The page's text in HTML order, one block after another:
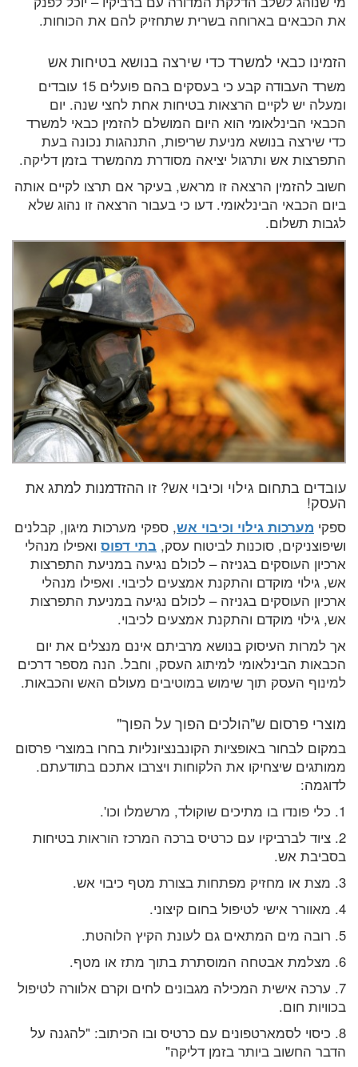
את הכבאים בארוחה בשרית שתחזיק להם את הכוחות.
הזמינו כבאי למשרד כדי שירצה בנושא בטיחות אש
משרד העבודה קבע כי בעסקים בהם פועלים 15 עובדים
ומעלה יש לקיים הרצאות בטיחות אחת לחצי שנה. יום
הכבאי הבינלאומי הוא היום המושלם להזמין כבאי למשרד
כדי שירצה בנושא מניעת שריפות, התנהגות נכונה בעת
התפרצות אש ותרגול יציאה מסודרת מהמשרד בזמן דליקה.
חשוב להזמין הרצאה זו מראש, בעיקר אם תרצו לקיים אותה
ביום הכבאי הבינלאומי. דעו כי בעבור הרצאה זו נהוג שלא
לגבות תשלום.
עובדים בתחום גילוי וכיבוי אש? זו ההזדמנות למתג את
העסק!
ספקי מערכות גילוי וכיבוי אש, ספקי מערכות מיגון, קבלנים
ושיפוצניקים, סוכנות לביטוח עסק, בתי דפוס ואפילו מנהלי
ארכיון העוסקים בגניזה – לכולם נגיעה במניעת התפרצות
אש, גילוי מוקדם והתקנת אמצעים לכיבוי. ואפילו מנהלי
ארכיון העוסקים בגניזה – לכולם נגיעה במניעת התפרצות
אש, גילוי מוקדם והתקנת אמצעים לכיבוי.
אך למרות העיסוק בנושא מרביתם אינם מנצלים את יום
הכבאות הבינלאומי למיתוג העסק, וחבל. הנה מספר דרכים
למינוף העסק תוך שימוש במוטיבים מעולם האש והכבאות.
מוצרי פרסום ש"הולכים הפוך על הפוך"
במקום לבחור באופציות הקונבנציונליות בחרו במוצרי פרסום
ממותגים שיצחיקו את הלקוחות ויצרבו אתכם בתודעתם.
לדוגמה:
1. כלי פונדו בו מתיכים שוקולד, מרשמלו וכו'.
2. ציוד לברביקיו עם כרטיס ברכה המרכז הוראות בטיחות
בסביבת אש.
3. מצת או מחזיק מפתחות בצורת מטף כיבוי אש.
4. מאוורר אישי לטיפול בחום קיצוני.
5. רובה מים המתאים גם לעונת הקיץ הלוהטת.
6. מצלמת אבטחה המוסתרת בתוך מתז או מטף.
7. ערכה אישית המכילה מגבונים לחים וקרם אלוורה לטיפול
בכוויות חום.
8. כיסוי לסמארטפונים עם כרטיס ובו הכיתוב: "להגנה על
הדבר החשוב ביותר בזמן דליקה"